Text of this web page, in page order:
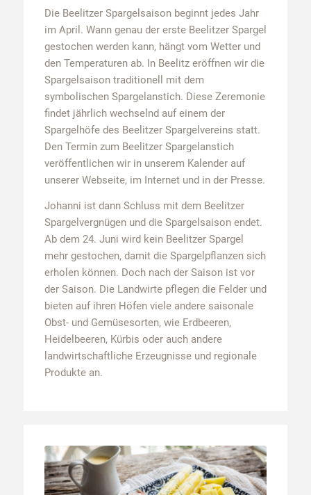
Die Beelitzer Spargelsaison beginnt jedes Jahr
im April. Wann genau der erste Beelitzer Spargel
gestochen werden kann, hängt vom Wetter und
den Temperaturen ab. In Beelitz eröffnen wir die
Spargelsaison traditionell mit dem
symbolischen Spargelanstich. Diese Zeremonie
findet jährlich wechselnd auf einem der
Spargelhöfe des Beelitzer Spargelvereins statt.
Den Termin zum Beelitzer Spargelanstich
veröffentlichen wir in unserem Kalender auf
unserer Webseite, im Internet und in der Presse.
Johanni ist dann Schluss mit dem Beelitzer
Spargelvergnügen und die Spargelsaison endet.
Ab dem 24. Juni wird kein Beelitzer Spargel
mehr gestochen, damit die Spargelpflanzen sich
erholen können. Doch nach der Saison ist vor
der Saison. Die Landwirte pflegen die Felder und
bieten auf ihren Höfen viele andere saisonale
Obst- und Gemüsesorten, wie Erdbeeren,
Heidelbeeren, Kürbis oder auch andere
landwirtschaftliche Erzeugnisse und regionale
Produkte an.